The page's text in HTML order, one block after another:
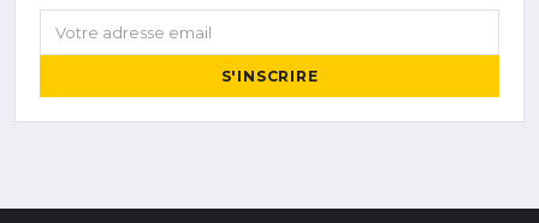
Votre adresse email
S'INSCRIRE